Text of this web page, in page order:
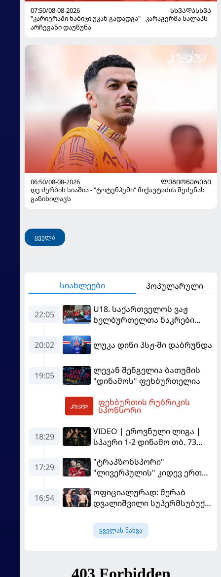
07:50/08-08-2026
ᲡᲮᲕᲐᲓᲐᲡᲮᲕᲐ
"კარიერაში ნაბიჯი უკან გადადგა" - კარაგერმა სალაჰს
არჩევანი დაუწუნა
06:50/08-08-2026
ᲚᲔᲒᲘᲝᲜᲔᲠᲔᲑᲘ
დე ძერბის სიაშია - "ტოტენჰემი" მიქაუტაძის შეძენას
განიხილავს
ყველა
სიახლეები პოპულარული
22:05
U18. საქართველოს ვაჟ
ხელბურთელთა ნაკრები
დაწინაურდა
20:02 ლუკა დინი პსჟ-ში დაბრუნდა
19:05
ლევან შენგელია ბათუმის
"დინამოს" ფეხბურთელია
ფეხბურთის რუბრიკის
სპონსორი
18:29
VIDEO | ეროვნული ლიგა |
სპაერი 1-2 დინამო თბ. 73
დაამთავრა...
17:29
"ტრაპზონსპორი"
"ლივერპულის" კიდევ ერთ
16:54
ოფიციალურად: მერაბ
დვალიშვილი სუპერმსუბუქი
იანს დაუპირისპირდება
ყველას ნახვა